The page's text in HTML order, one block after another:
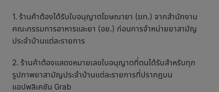
1. ร้านค้าต้องได้รับใบอนุญาตโฆษณายา (ฆท.) จากสำนักงาน
คณะกรรมการอาหารและยา (อย.) ก่อนการจำหน่ายยาสามัญ
ประจำบ้านแต่ละรายการ
2. ร้านค้าต้องแสดงหมายเลขใบอนุญาตที่ตนได้รับสำหรับทุก
รูปภาพยาสามัญประจำบ้านแต่ละรายการที่ปรากฎบน
แอปพลิเคชัน Grab